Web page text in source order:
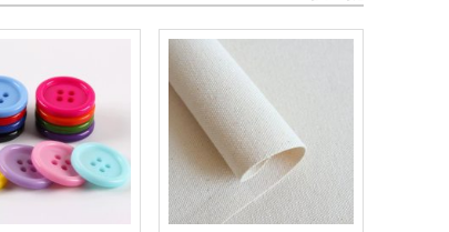
纸、油画布及各种装饰用胶
等产品，欢迎大家光临！